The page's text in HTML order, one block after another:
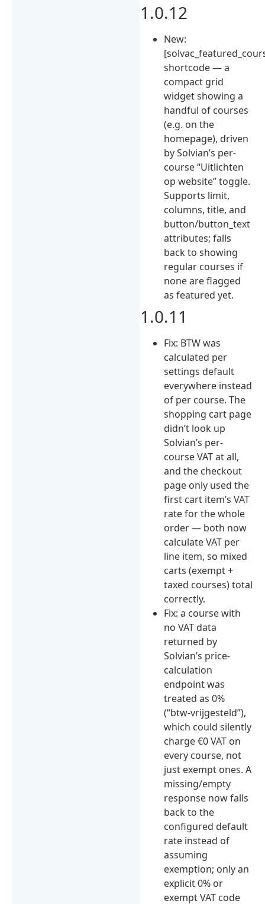
1.0.12
New:
shortcode — a
compact grid
widget showing a
handful of courses
(e.g. on the
homepage), driven
by Solvian’s per-
course “Uitlichten
op website” toggle.
Supports limit,
columns, title, and
button/button_text
attributes; falls
back to showing
regular courses if
none are flagged
as featured yet.
1.0.11
Fix: BTW was
calculated per
settings default
everywhere instead
of per course. The
shopping cart page
didn’t look up
Solvian’s per-
course VAT at all,
and the checkout
page only used the
first cart item’s VAT
rate for the whole
order — both now
calculate VAT per
line item, so mixed
carts (exempt +
taxed courses) total
correctly.
Fix: a course with
no VAT data
returned by
Solvian’s price-
calculation
endpoint was
treated as 0%
(“btw-vrijgesteld”),
which could silently
charge €0 VAT on
every course, not
just exempt ones. A
missing/empty
response now falls
back to the
configured default
rate instead of
assuming
exemption; only an
explicit 0% or
exempt VAT code